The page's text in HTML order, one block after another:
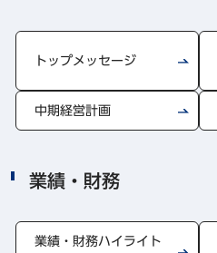
トップメッセージ
中期経営計画
業績・財務
業績・財務ハイライト